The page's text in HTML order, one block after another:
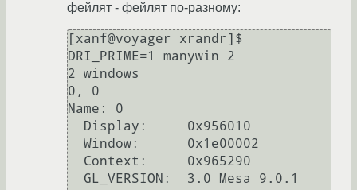
фейлят - фейлят по-разному:
[xanf@voyager xrandr]$
DRI_PRIME=1 manywin 2
2 windows
0, 0
Name: 0